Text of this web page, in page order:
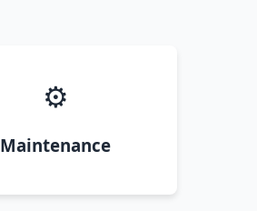
⚙️
Maintenance